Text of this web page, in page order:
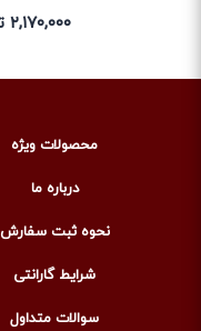
۲,۱۷۰,۰۰۰ تومان
محصولات ویژه
درباره ما
نحوه ثبت سفارش
شرایط گارانتی
سوالات متداول